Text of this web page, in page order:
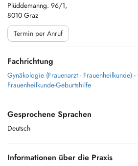
Plüddemanng. 96/1,
8010 Graz
Termin per Anruf
Fachrichtung
Gynäkologie (Frauenarzt - Frauenheilkunde) -
Frauenheilkunde-Geburtshilfe
Gesprochene Sprachen
Deutsch
Informationen über die Praxis